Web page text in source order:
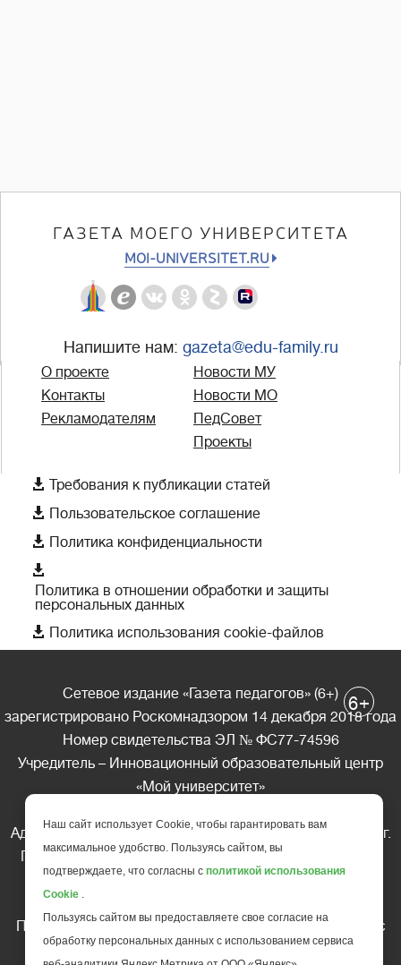
ГАЗЕТА МОЕГО УНИВЕРСИТЕТА
MOI-UNIVERSITET.RU
Напишите нам: gazeta@edu-family.ru
О проекте
Контакты
Рекламодателям
Новости МУ
Новости МО
ПедСовет
Проекты
 Требования к публикации статей
 Пользовательское соглашение
 Политика конфиденциальности

Политика в отношении обработки и защиты
персональных данных
 Политика использования cookie-файлов
Сетевое издание «Газета педагогов» (6+)
зарегистрировано Роскомнадзором 14 декабря 2018 года
Номер свидетельства ЭЛ № ФС77-74596
Учредитель – Инновационный образовательный центр
«Мой университет»
Адрес редакции: 185035 Россия, Республика Карелия, г.
Петрозаводск, ул. Фридриха Энгельса д.10, офис 211
Телефон редакции: +7 (499) 685-10-45
Перепечатка материалов газеты допускается только c
письменного разрешения редакции
6+
Наш сайт использует Cookie, чтобы гарантировать вам
максимальное удобство. Пользуясь сайтом, вы
подтверждаете, что согласны с политикой использования
Cookie .
Пользуясь сайтом вы предоставляете свое согласие на
обработку персональных данных с использованием сервиса